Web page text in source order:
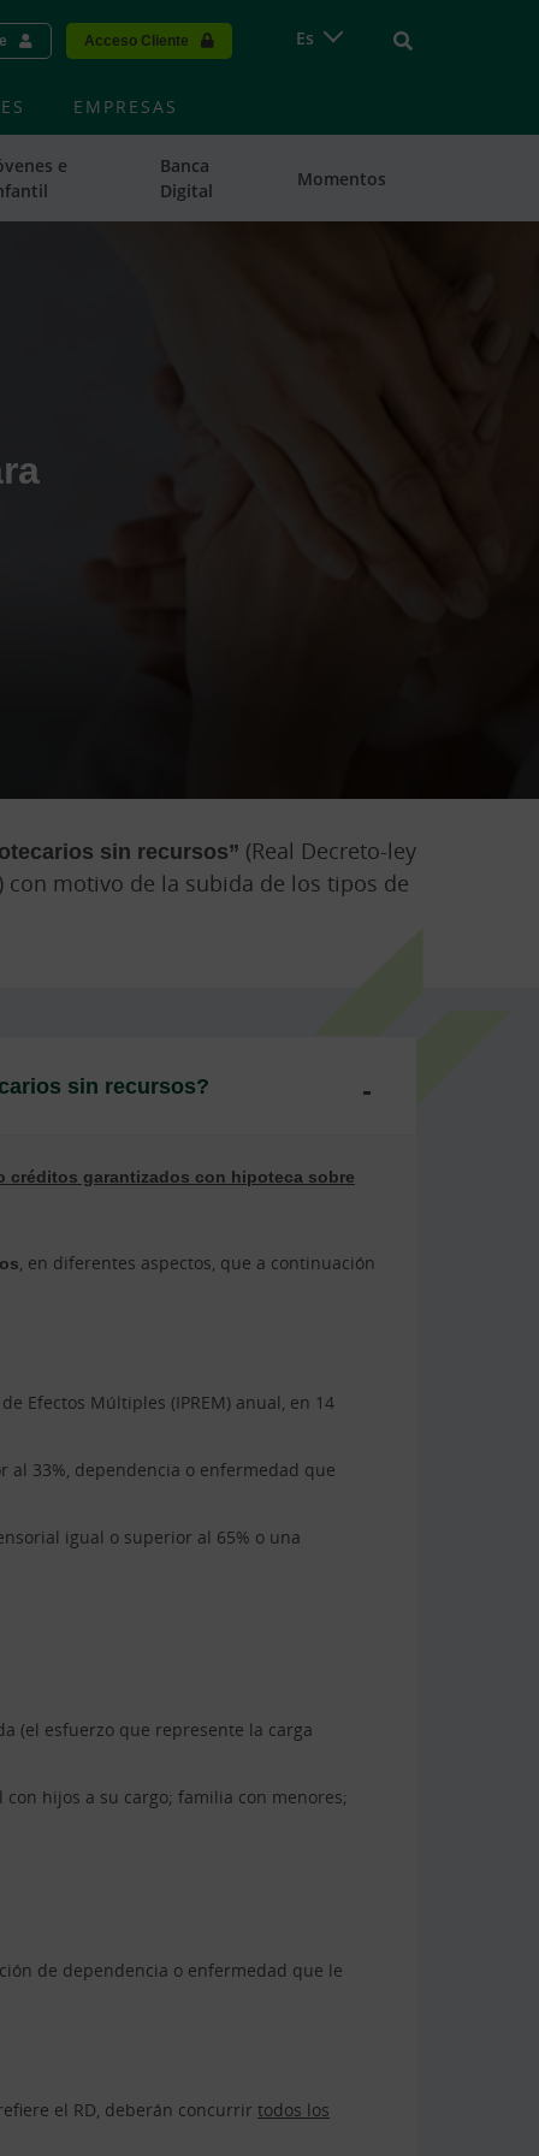
Acceso Cliente Es Vinculo -
e
Banca
Digital
Momentos
EMPRESAS
sin recursos” (Real Decreto-ley
con motivo de la subida de los tipos de
sin recursos?
garantizados con hipoteca sobre
, en diferentes aspectos, que a continuación
Efectos Múltiples (IPREM) anual, en 14
al 33%, dependencia o enfermedad que
igual o superior al 65% o una
(el esfuerzo que represente la carga
hijos a su cargo; familia con menores;
de dependencia o enfermedad que le
el RD, deberán concurrir todos los